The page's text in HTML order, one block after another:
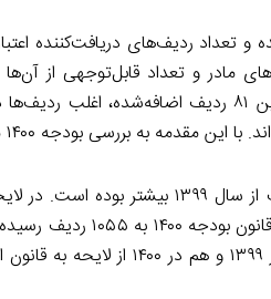
مادر و تعداد قابل‌توجهی از
وجود داشته و با افزوده شدن ۷۸ ردیف